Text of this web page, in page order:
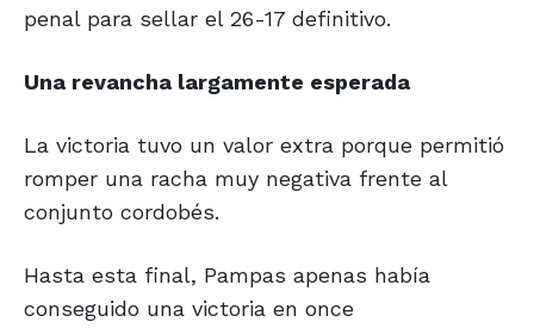
penal para sellar el 26-17 definitivo.
Una revancha largamente esperada
La victoria tuvo un valor extra porque permitió
romper una racha muy negativa frente al
conjunto cordobés.
Hasta esta final, Pampas apenas había
conseguido una victoria en once